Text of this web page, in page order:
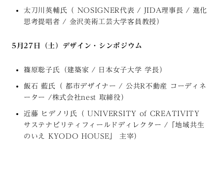
太刀川英輔氏（ NOSIGNER代表 / JIDA理事長 / 進化
思考提唱者 / 金沢美術工芸大学客員教授）
5月27日（土）デザイン・シンポジウム
篠原聡子氏（建築家 / 日本女子大学 学長）
飯石 藍氏（ 都市デザイナー / 公共R不動産 コーディネ
ーター /株式会社nest 取締役）
近藤 ヒデノリ氏（ UNIVERSITY of CREATIVITY
サステナビリティフィールドディレクター /「地域共生
のいえ KYODO HOUSE」 主宰）